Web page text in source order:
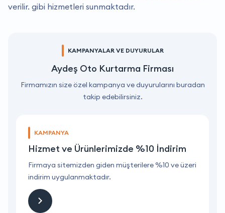
verilir. gibi hizmetleri sunmaktadır.
KAMPANYALAR VE DUYURULAR
Aydeş Oto Kurtarma Firması
Firmamızın size özel kampanya ve duyurularını buradan
takip edebilirsiniz.
KAMPANYA
Hizmet ve Ürünlerimizde %10 İndirim
Firmaya sitemizden giden müşterilere %10 ve üzeri
indirim uygulanmaktadır.